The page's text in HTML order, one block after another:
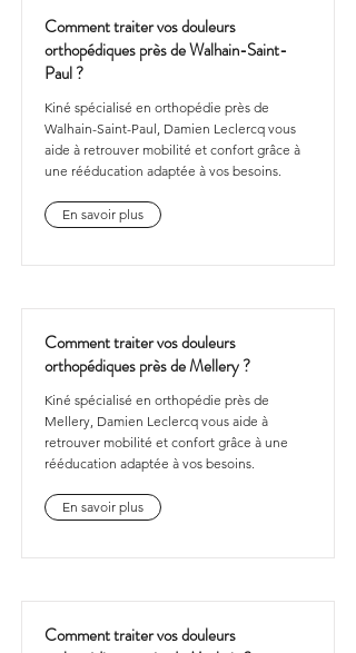
Comment traiter vos douleurs
orthopédiques près de Walhain-Saint-
Paul ?
Kiné spécialisé en orthopédie près de
Walhain-Saint-Paul, Damien Leclercq vous
aide à retrouver mobilité et confort grâce à
une rééducation adaptée à vos besoins.
En savoir plus
Comment traiter vos douleurs
orthopédiques près de Mellery ?
Kiné spécialisé en orthopédie près de
Mellery, Damien Leclercq vous aide à
retrouver mobilité et confort grâce à une
rééducation adaptée à vos besoins.
En savoir plus
Comment traiter vos douleurs